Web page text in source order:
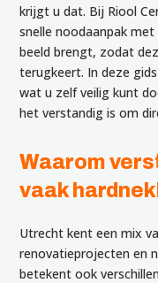
krijgt u dat. Bij Riool
snelle noodaanpak
beeld brengt, zodat
terugkeert. In deze
wat u zelf veilig kunt
het verstandig is om
Waarom
vaak
Utrecht kent een mix
renovatieprojecten en
betekent ook